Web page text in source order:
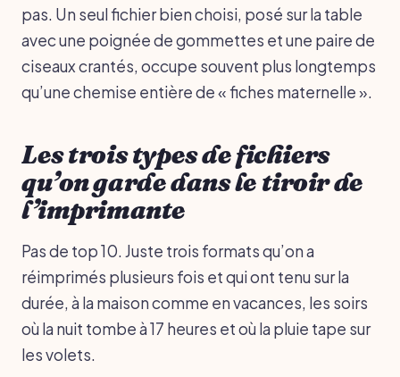
pas. Un seul fichier bien choisi, posé sur la table
avec une poignée de gommettes et une paire de
ciseaux crantés, occupe souvent plus longtemps
qu’une chemise entière de « fiches maternelle ».
Les trois types de fichiers
qu’on garde dans le tiroir de
l’imprimante
Pas de top 10. Juste trois formats qu’on a
réimprimés plusieurs fois et qui ont tenu sur la
durée, à la maison comme en vacances, les soirs
où la nuit tombe à 17 heures et où la pluie tape sur
les volets.